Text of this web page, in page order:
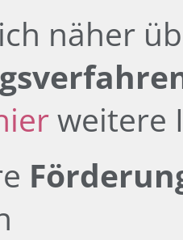
näher
weitere